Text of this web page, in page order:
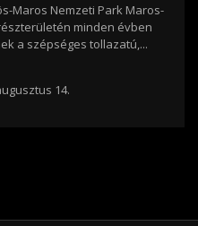
Maros Nemzeti Park Maros-
minden évben
a szépséges tollazatú,...
14.